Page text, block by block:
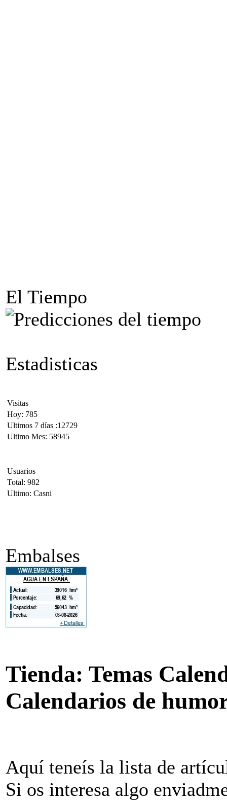
El Tiempo
Estadisticas
Visitas
Hoy: 785
Ultimos 7 días :12729
Ultimo Mes: 58945
Usuarios
Total: 982
Ultimo: Casni
Embalses
Tienda: Temas
Calendarios de
Aquí teneís la lista de
Si os interesa algo